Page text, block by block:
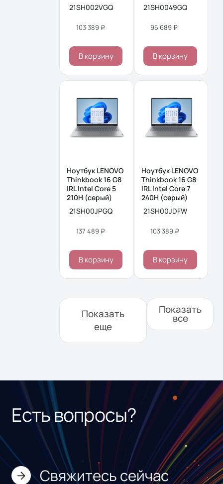
21SH002VGQ
103 389 ₽
В корзину
21SH0049GQ
95 689 ₽
В корзину
Ноутбук LENOVO
Thinkbook 16 G8
IRL Intel Core 5
210H (серый)
21SH00JPGQ
137 489 ₽
В корзину
Ноутбук LENOVO
Thinkbook 16 G8
IRL Intel Core 7
240H (серый)
21SH00JDFW
103 389 ₽
В корзину
Показать
еще
Показать
все
Есть вопросы?
Свяжитесь сейчас